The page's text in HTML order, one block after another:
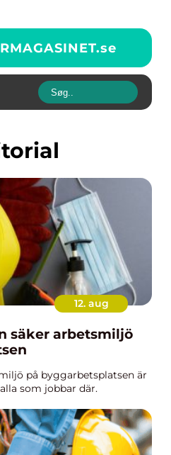
se
12. aug
säker arbetsmiljö
på byggarbetsplatsen är
som jobbar där.